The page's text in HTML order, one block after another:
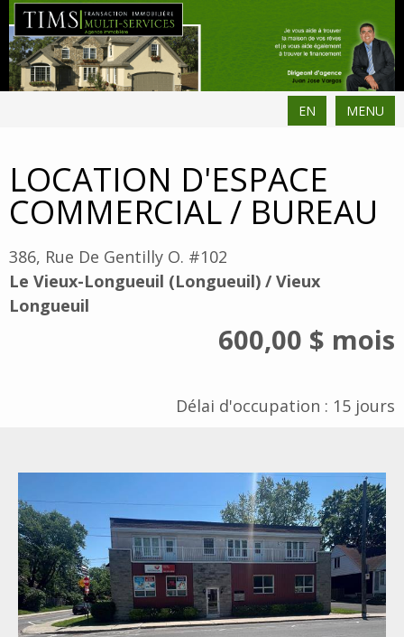
EN MENU
LOCATION D'ESPACE
COMMERCIAL / BUREAU
386, Rue De Gentilly O. #102
Le Vieux-Longueuil (Longueuil) / Vieux
Longueuil
600,00 $ mois
Délai d'occupation : 15 jours